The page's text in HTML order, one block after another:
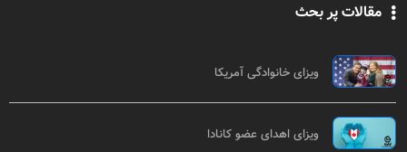
مقالات پر بحث
ویزای خانوادگی آمریکا
ویزای اهدای عضو کانادا